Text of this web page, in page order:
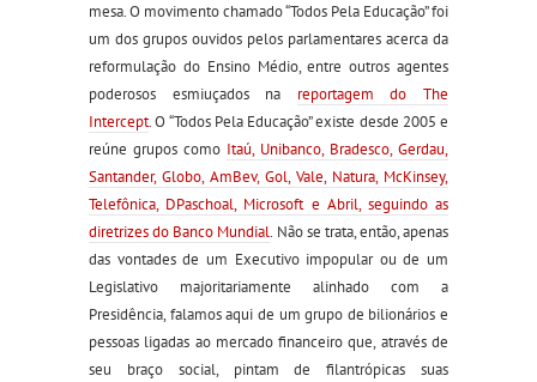
mesa. O movimento chamado “Todos Pela Educação” foi
um dos grupos ouvidos pelos parlamentares acerca da
reformulação do Ensino Médio, entre outros agentes
poderosos esmiuçados na reportagem do The
Intercept. O “Todos Pela Educação” existe desde 2005 e
reúne grupos como Itaú, Unibanco, Bradesco, Gerdau,
Santander, Globo, AmBev, Gol, Vale, Natura, McKinsey,
Telefônica, DPaschoal, Microsoft e Abril, seguindo as
diretrizes do Banco Mundial. Não se trata, então, apenas
das vontades de um Executivo impopular ou de um
Legislativo majoritariamente alinhado com a
Presidência, falamos aqui de um grupo de bilionários e
pessoas ligadas ao mercado financeiro que, através de
seu braço social, pintam de filantrópicas suas